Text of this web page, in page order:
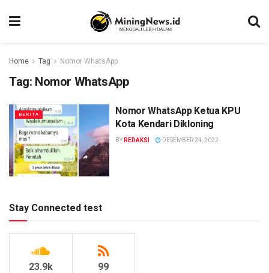
Home Tag Nomor WhatsApp
Tag: Nomor WhatsApp
BERITA
Nomor WhatsApp Ketua KPU
Kota Kendari Dikloning
BY REDAKSI DESEMBER 24, 2022
Stay Connected test
23.9k 99